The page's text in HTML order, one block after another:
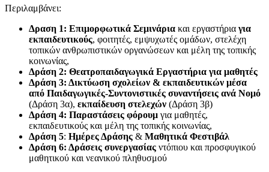
Περιλαμβάνει:
Δραση 1: Επιμορφωτικά Σεμινάρια και εργαστήρια για
εκπαιδευτικούς, φοιτητές, εμψυχωτές ομάδων, στελέχη
τοπικών ανθρωπιστικών οργανώσεων και μέλη της τοπικής
κοινωνίας,
Δράση 2: Θεατροπαιδαγωγικά Εργαστήρια για μαθητές
Δράση 3: Δικτύωση σχολείων & εκπαιδευτικών μέσα
από Παιδαγωγικές-Συντονιστικές συναντήσεις ανά Νομό
(Δράση 3α), εκπαίδευση στελεχών (Δράση 3β)
Δράση 4: Παραστάσεις φόρουμ για μαθητές,
εκπαιδευτικούς και μέλη της τοπικής κοινωνίας,
Δράση 5: Ημέρες Δράσης & Μαθητικά Φεστιβάλ
Δράση 6: Δράσεις συνεργασίας ντόπιου και προσφυγικού
μαθητικού και νεανικού πληθυσμού